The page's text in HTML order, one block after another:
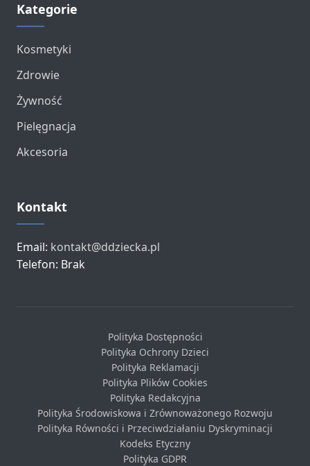
Kategorie
Kosmetyki
Zdrowie
Żywność
Pielęgnacja
Akcesoria
Kontakt
Email: kontakt@ddziecka.pl
Telefon: Brak
Polityka Dostępności
Polityka Ochrony Dzieci
Polityka Reklamacji
Polityka Plików Cookies
Polityka Redakcyjna
Polityka Środowiskowa i Zrównoważonego Rozwoju
Polityka Równości i Przeciwdziałaniu Dyskryminacji
Kodeks Etyczny
Polityka GDPR